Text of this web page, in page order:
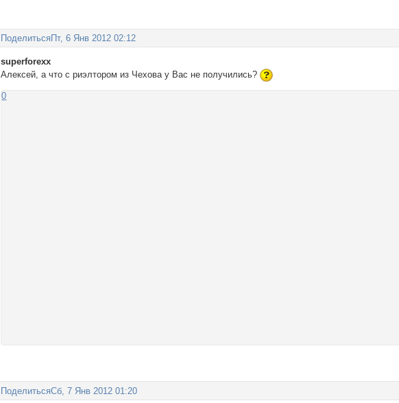
ПоделитьсяПт, 6 Янв 2012 02:12
superforexx
Алексей, а что с риэлтором из Чехова у Вас не получились?
0
ПоделитьсяСб, 7 Янв 2012 01:20